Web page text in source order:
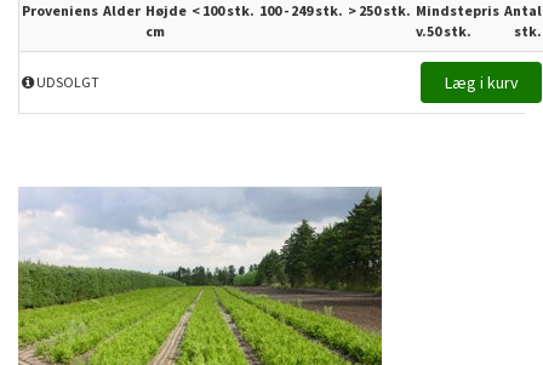
Proveniens Alder Højde
cm
< 100 stk. 100 - 249 stk. > 250stk. Mindstepris
v.50 stk.
Antal
stk.
UDSOLGT